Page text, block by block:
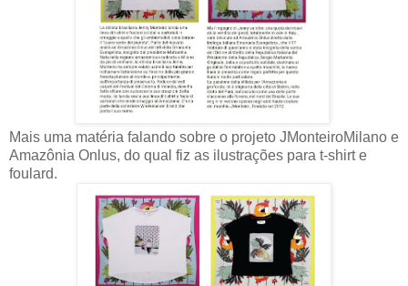
Mais uma matéria falando sobre o projeto JMonteiroMilano e
Amazônia Onlus, do qual fiz as ilustrações para t-shirt e
foulard.